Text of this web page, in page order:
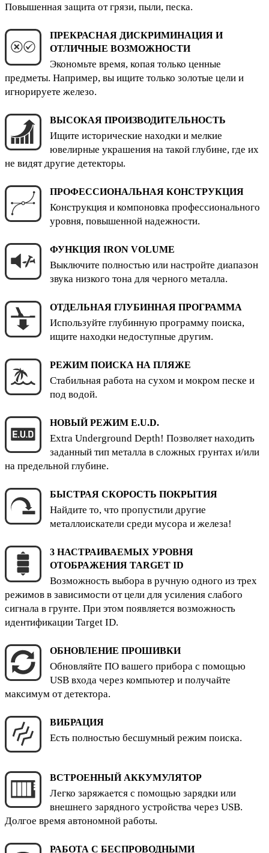
Повышенная защита от грязи, пыли, песка.
ПРЕКРАСНАЯ ДИСКРИМИНАЦИЯ И
ОТЛИЧНЫЕ ВОЗМОЖНОСТИ
Экономьте время, копая только ценные
предметы. Например, вы ищите только золотые цели и
игнорируете железо.
ВЫСОКАЯ ПРОИЗВОДИТЕЛЬНОСТЬ
Ищите исторические находки и мелкие
ювелирные украшения на такой глубине, где их
не видят другие детекторы.
ПРОФЕССИОНАЛЬНАЯ КОНСТРУКЦИЯ
Конструкция и компоновка профессионального
уровня, повышенной надежности.
ФУНКЦИЯ IRON VOLUME
Выключите полностью или настройте диапазон
звука низкого тона для черного металла.
ОТДЕЛЬНАЯ ГЛУБИННАЯ ПРОГРАММА
Используйте глубинную программу поиска,
ищите находки недоступные другим.
РЕЖИМ ПОИСКА НА ПЛЯЖЕ
Стабильная работа на сухом и мокром песке и
под водой.
НОВЫЙ РЕЖИМ E.U.D.
Extra Underground Depth! Позволяет находить
заданный тип металла в сложных грунтах и/или
на предельной глубине.
БЫСТРАЯ СКОРОСТЬ ПОКРЫТИЯ
Найдите то, что пропустили другие
металлоискатели среди мусора и железа!
3 НАСТРАИВАЕМЫХ УРОВНЯ
ОТОБРАЖЕНИЯ TARGET ID
Возможность выбора в ручную одного из трех
режимов в зависимости от цели для усиления слабого
сигнала в грунте. При этом появляется возможность
идентификации Target ID.
ОБНОВЛЕНИЕ ПРОШИВКИ
Обновляйте ПО вашего прибора с помощью
USB входа через компьютер и получайте
максимум от детектора.
ВИБРАЦИЯ
Есть полностью бесшумный режим поиска.
ВСТРОЕННЫЙ АККУМУЛЯТОР
Легко заряжается с помощью зарядки или
внешнего зарядного устройства через USB.
Долгое время автономной работы.
РАБОТА С БЕСПРОВОДНЫМИ